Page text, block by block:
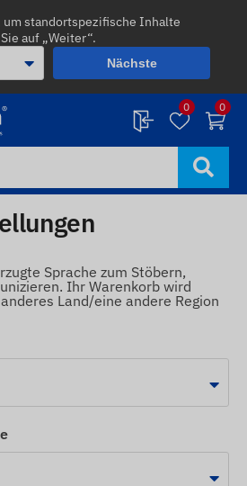
um standortspezifische Inhalte
auf „Weiter“.
Nächste
0 0
Sprache zum Stöbern,
Ihr Warenkorb wird
Land/eine andere Region